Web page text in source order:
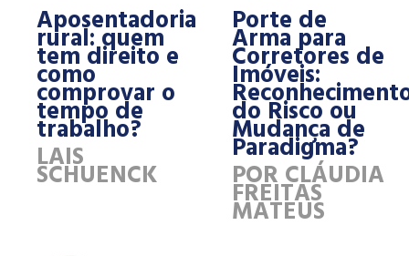
Aposentadoria
rural: quem
tem direito e
como
comprovar o
tempo de
trabalho?
LAIS
SCHUENCK
Porte de
Arma para
Corretores de
Imóveis:
do Risco ou
Mudança de
Paradigma?
POR CLÁUDIA
FREITAS
MATEUS